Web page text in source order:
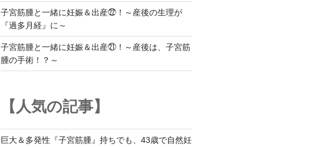
子宮筋腫と一緒に妊娠＆出産㉒！～産後の生理が
『過多月経』に～
子宮筋腫と一緒に妊娠＆出産㉑！～産後は、子宮筋
腫の手術！？～
【人気の記事】
巨大＆多発性『子宮筋腫』持ちでも、43歳で自然妊